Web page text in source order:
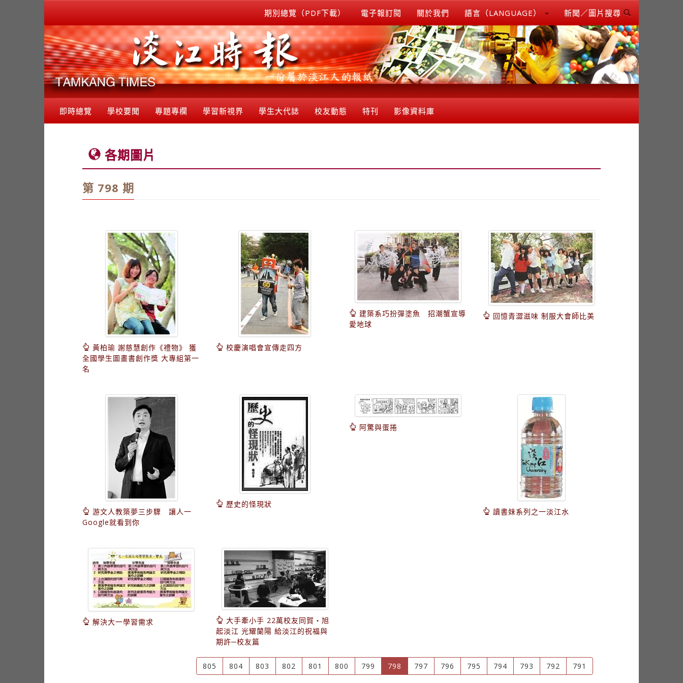
期別總覽（PDF下載） 電子報訂閱 關於我們 語言（LANGUAGE） 新聞／圖片搜尋
即時總覽 學校要聞 專題專欄 學習新視界 學生大代誌 校友動態 特刊 影像資料庫
各期圖片
第 798 期
黃柏瑜 謝慈慧創作《禮物》 獲
全國學生圖畫書創作獎 大專組第一
名
校慶演唱會宣傳走四方
建築系巧扮彈塗魚 招潮蟹宣導
愛地球
回憶青澀滋味 制服大會師比美
游文人教築夢三步驟 讓人一
Google就看到你
歷史的怪現狀
阿驚與蛋捲
讀書妹系列之一淡江水
解決大一學習需求
大手牽小手 22萬校友同賀‧旭
起淡江 光耀蘭陽 給淡江的祝福與
期許─校友篇
805 804 803 802 801 800 799 798 (current)
797 796 795 794 793 792 791